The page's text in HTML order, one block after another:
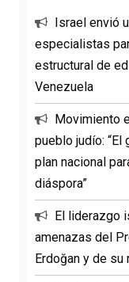
Israel envió
especialistas
estructural de
Venezuela
Movimiento
pueblo judío: “El
plan nacional
diáspora”
El liderazgo
amenazas del
Erdoğan y de